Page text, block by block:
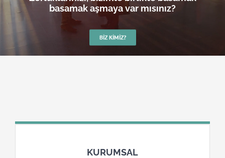
basamak aşmaya var mısınız?
BIZ KIMIZ?
KURUMSAL